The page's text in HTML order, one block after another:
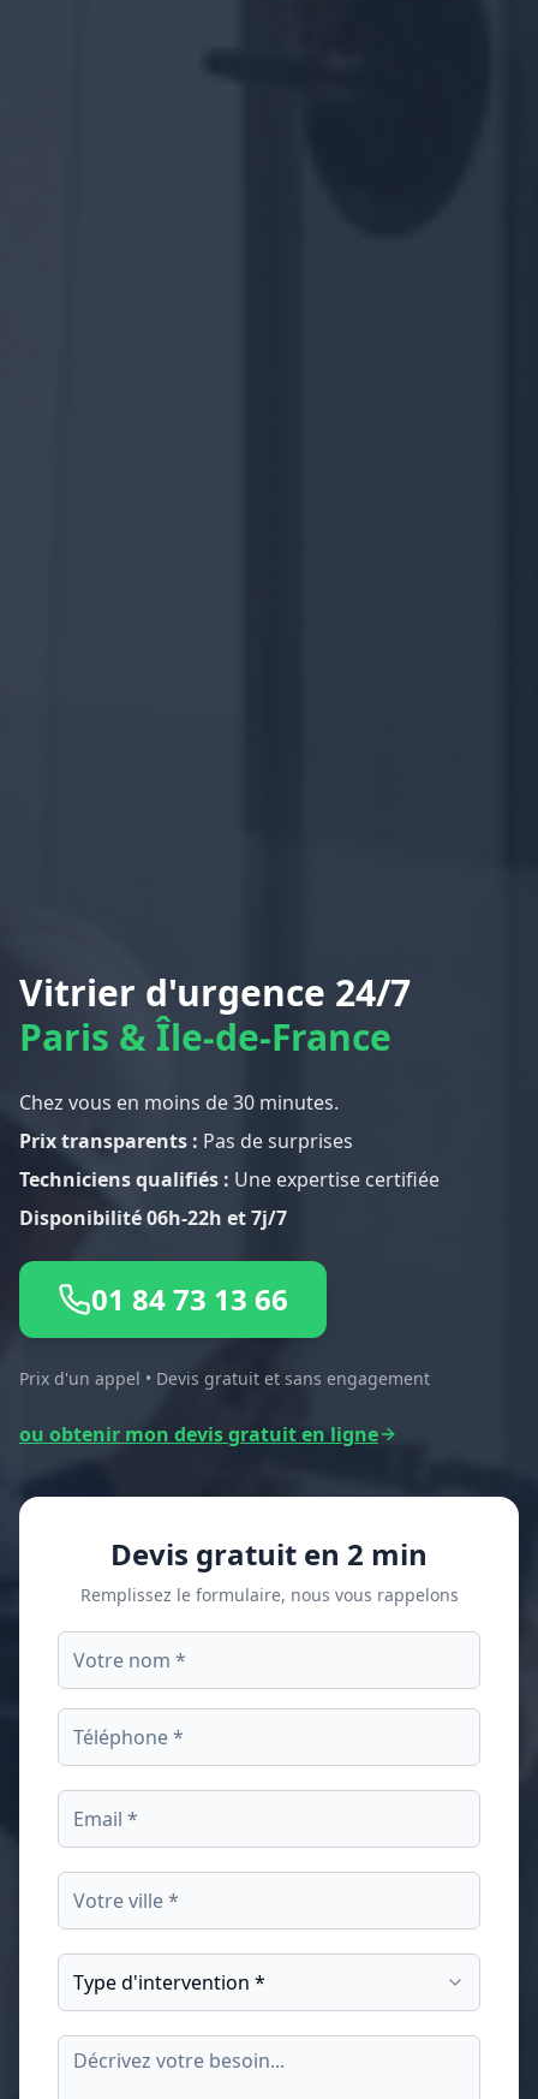
Vitrier d'urgence 24/7
Paris & Île-de-France
Chez vous en moins de 30 minutes.
Prix transparents : Pas de surprises
Techniciens qualifiés : Une expertise certifiée
Disponibilité 06h-22h et 7j/7
01 84 73 13 66
Prix d'un appel • Devis gratuit et sans engagement
ou obtenir mon devis gratuit en ligne
Devis gratuit en 2 min
Remplissez le formulaire, nous vous rappelons
Type d'intervention *